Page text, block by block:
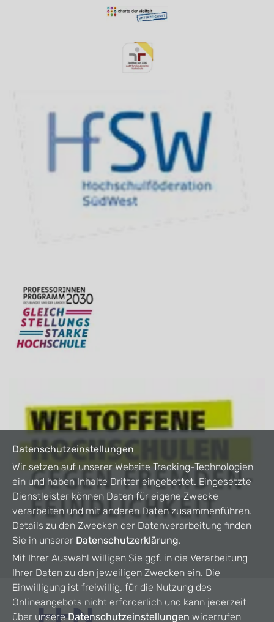
Datenschutzeinstellungen
Wir setzen auf unserer Website Tracking-Technologien
ein und haben Inhalte Dritter eingebettet. Eingesetzte
Dienstleister können Daten für eigene Zwecke
verarbeiten und mit anderen Daten zusammenführen.
Details zu den Zwecken der Datenverarbeitung finden
Sie in unserer Datenschutzerklärung.
Mit Ihrer Auswahl willigen Sie ggf. in die Verarbeitung
Ihrer Daten zu den jeweiligen Zwecken ein. Die
Einwilligung ist freiwillig, für die Nutzung des
Onlineangebots nicht erforderlich und kann jederzeit
über unsereDatenschutzeinstellungen widerrufen